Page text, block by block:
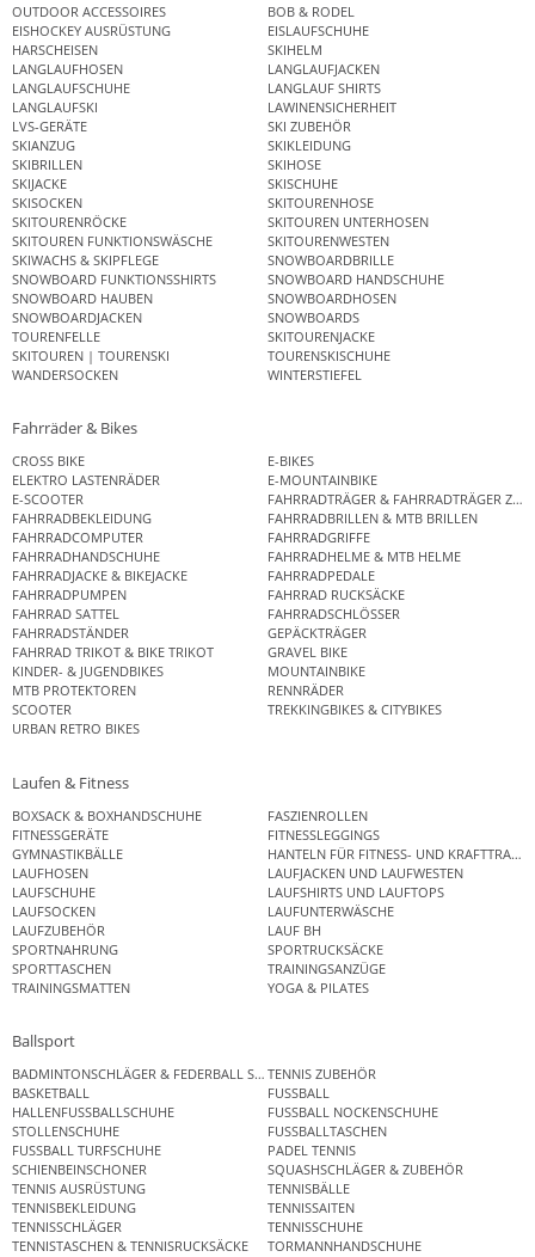
OUTDOOR ACCESSOIRES
BOB & RODEL
EISHOCKEY AUSRÜSTUNG
EISLAUFSCHUHE
HARSCHEISEN
SKIHELM
LANGLAUFHOSEN
LANGLAUFJACKEN
LANGLAUFSCHUHE
LANGLAUF SHIRTS
LANGLAUFSKI
LAWINENSICHERHEIT
LVS-GERÄTE
SKI ZUBEHÖR
SKIANZUG
SKIKLEIDUNG
SKIBRILLEN
SKIHOSE
SKIJACKE
SKISCHUHE
SKISOCKEN
SKITOURENHOSE
SKITOURENRÖCKE
SKITOUREN UNTERHOSEN
SKITOUREN FUNKTIONSWÄSCHE
SKITOURENWESTEN
SKIWACHS & SKIPFLEGE
SNOWBOARDBRILLE
SNOWBOARD FUNKTIONSSHIRTS
SNOWBOARD HANDSCHUHE
SNOWBOARD HAUBEN
SNOWBOARDHOSEN
SNOWBOARDJACKEN
SNOWBOARDS
TOURENFELLE
SKITOURENJACKE
SKITOUREN | TOURENSKI
TOURENSKISCHUHE
WANDERSOCKEN
WINTERSTIEFEL
Fahrräder & Bikes
CROSS BIKE
E-BIKES
ELEKTRO LASTENRÄDER
E-MOUNTAINBIKE
E-SCOOTER
FAHRRADTRÄGER & FAHRRADTRÄGER
FAHRRADBEKLEIDUNG
FAHRRADBRILLEN & MTB BRILLEN
FAHRRADCOMPUTER
FAHRRADGRIFFE
FAHRRADHANDSCHUHE
FAHRRADHELME & MTB HELME
FAHRRADJACKE & BIKEJACKE
FAHRRADPEDALE
FAHRRADPUMPEN
FAHRRAD RUCKSÄCKE
FAHRRAD SATTEL
FAHRRADSCHLÖSSER
FAHRRADSTÄNDER
GEPÄCKTRÄGER
FAHRRAD TRIKOT & BIKE TRIKOT
GRAVEL BIKE
KINDER- & JUGENDBIKES
MOUNTAINBIKE
MTB PROTEKTOREN
RENNRÄDER
SCOOTER
TREKKINGBIKES & CITYBIKES
URBAN RETRO BIKES
Laufen & Fitness
BOXSACK & BOXHANDSCHUHE
FASZIENROLLEN
FITNESSGERÄTE
FITNESSLEGGINGS
GYMNASTIKBÄLLE
HANTELN FÜR FITNESS- UND
LAUFHOSEN
LAUFJACKEN UND LAUFWESTEN
LAUFSCHUHE
LAUFSHIRTS UND LAUFTOPS
LAUFSOCKEN
LAUFUNTERWÄSCHE
LAUFZUBEHÖR
LAUF BH
SPORTNAHRUNG
SPORTRUCKSÄCKE
SPORTTASCHEN
TRAININGSANZÜGE
TRAININGSMATTEN
YOGA & PILATES
Ballsport
BADMINTONSCHLÄGER & FEDERBALL SETSTENNIS ZUBEHÖR
BASKETBALL
FUSSBALL
HALLENFUSSBALLSCHUHE
FUSSBALL NOCKENSCHUHE
STOLLENSCHUHE
FUSSBALLTASCHEN
FUSSBALL TURFSCHUHE
PADEL TENNIS
SCHIENBEINSCHONER
SQUASHSCHLÄGER & ZUBEHÖR
TENNIS AUSRÜSTUNG
TENNISBÄLLE
TENNISBEKLEIDUNG
TENNISSAITEN
TENNISSCHLÄGER
TENNISSCHUHE
TENNISTASCHEN & TENNISRUCKSÄCKE
TORMANNHANDSCHUHE